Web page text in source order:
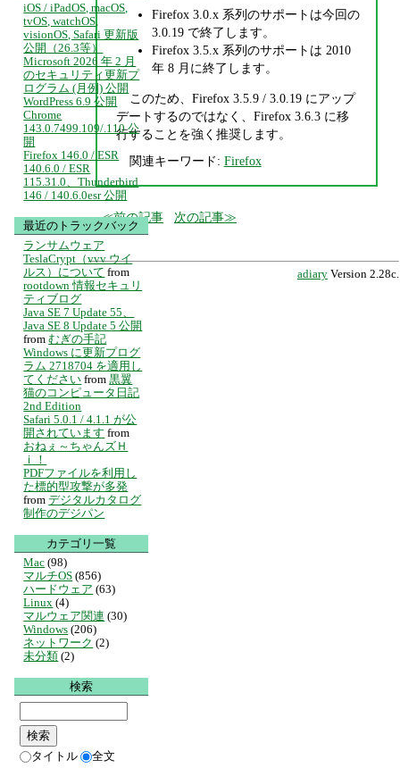
Firefox 3.0.x 系列のサポートは今回の
3.0.19 で終了します。
Firefox 3.5.x 系列のサポートは 2010
年 8 月に終了します。
このため、Firefox 3.5.9 / 3.0.19 にアップ
デートするのではなく、Firefox 3.6.3 に移
行することを強く推奨します。
関連キーワード: Firefox
前の記事 次の記事
adiary Version 2.28c.
iOS / iPadOS, macOS,
tvOS, watchOS,
visionOS, Safari 更新版
公開（26.3等）
Microsoft 2026 年 2 月
のセキュリティ更新プ
ログラム (月例) 公開
WordPress 6.9 公開
Chrome
143.0.7499.109/.110 公
開
Firefox 146.0 / ESR
140.6.0 / ESR
115.31.0、Thunderbird
146 / 140.6.0esr 公開
最近のトラックバック
ランサムウェア
TeslaCrypt（vvv ウイ
ルス）について from
rootdown 情報セキュリ
ティブログ
Java SE 7 Update 55、
Java SE 8 Update 5 公開
from むぎの手記
Windows に更新プログ
ラム 2718704 を適用し
てください from 黒翼
猫のコンピュータ日記
2nd Edition
Safari 5.0.1 / 4.1.1 が公
開されています from
おねぇ～ちゃんズＨ
ｉ！
PDFファイルを利用し
た標的型攻撃が多発
from デジタルカタログ
制作のデジパン
カテゴリ一覧
Mac (98)
マルチOS (856)
ハードウェア (63)
Linux (4)
マルウェア関連 (30)
Windows (206)
ネットワーク (2)
未分類 (2)
検索
タイトル 全文